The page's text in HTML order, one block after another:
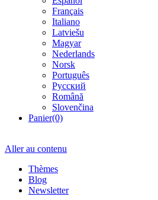
Français
Italiano
Latviešu
Magyar
Nederlands
Norsk
Português
Русский
Română
Slovenčina
Panier(0)
Aller au contenu
Thèmes
Blog
Newsletter